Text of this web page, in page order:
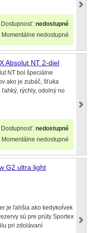
Dostupnosť:nedostupné
Momentálne nedostupné
Absolut NT 2-diel
NT bol špeciálne
ako je zubáč, šťuka
rýchly, odolný no
Dostupnosť:nedostupné
Momentálne nedostupné
G2 ultra light
je ľahšia ako kedykoĺvek
sú pre prúty Sportex
pri zdolávaní